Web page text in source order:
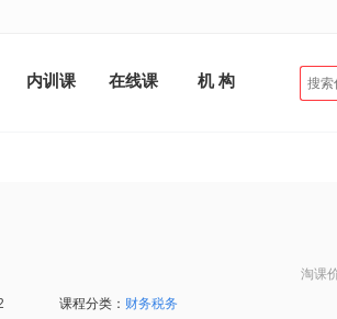
内训课 在线课 机 构
课程分类： 财务税务
淘课